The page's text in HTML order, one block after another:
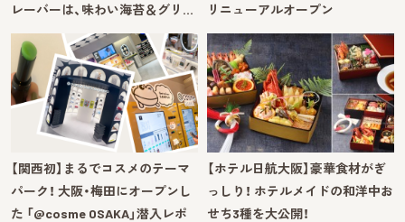
レーバーは、味わい海苔＆グリ…
リニューアルオープン
【関西初】まるでコスメのテーマ
パーク！ 大阪・梅田にオープンし
た 「@cosme OSAKA」潜入レポ
【ホテル日航大阪】豪華食材がぎ
っしり！ ホテルメイドの和洋中お
せち3種を大公開！